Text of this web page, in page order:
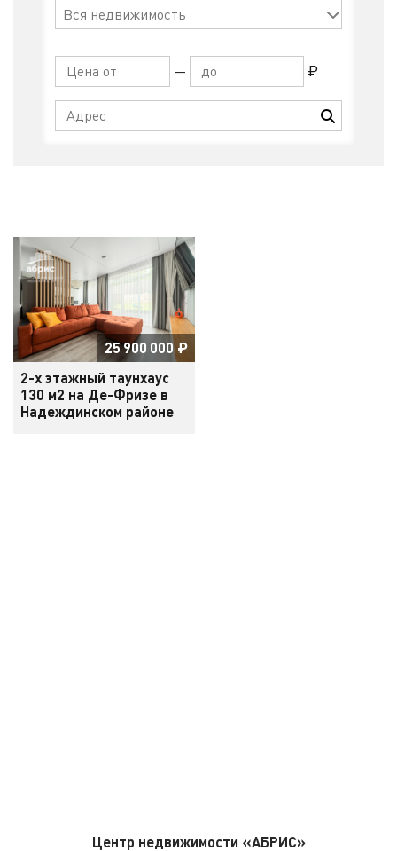
— ₽
25 900 000 ₽
2-х этажный таунхаус
130 м2 на Де-Фризе в
Надеждинском районе
Центр недвижимости «АБРИС»